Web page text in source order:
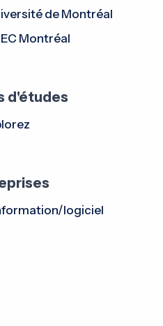
de Montréal
Montréal
d'études
logiciel